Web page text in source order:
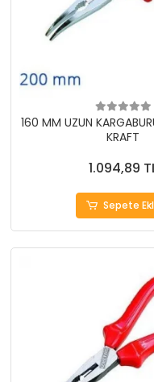
160 MM UZUN
KRAFT
1.094,89
Sepete